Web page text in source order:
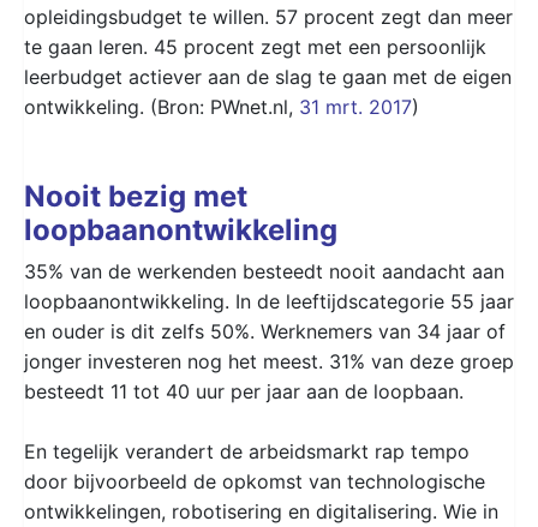
opleidingsbudget te willen. 57 procent zegt dan meer
te gaan leren. 45 procent zegt met een persoonlijk
leerbudget actiever aan de slag te gaan met de eigen
ontwikkeling. (Bron: PWnet.nl, 31 mrt. 2017)
Nooit bezig met
loopbaanontwikkeling
35% van de werkenden besteedt nooit aandacht aan
loopbaanontwikkeling. In de leeftijdscategorie 55 jaar
en ouder is dit zelfs 50%. Werknemers van 34 jaar of
jonger investeren nog het meest. 31% van deze groep
besteedt 11 tot 40 uur per jaar aan de loopbaan.
En tegelijk verandert de arbeidsmarkt rap tempo
door bijvoorbeeld de opkomst van technologische
ontwikkelingen, robotisering en digitalisering. Wie in